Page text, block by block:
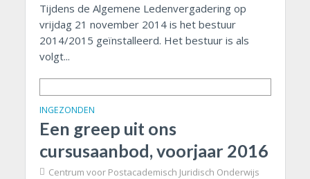
Tijdens de Algemene Ledenvergadering op
vrijdag 21 november 2014 is het bestuur
2014/2015 geïnstalleerd. Het bestuur is als
volgt...
INGEZONDEN
Een greep uit ons
cursusaanbod, voorjaar 2016
Centrum voor Postacademisch Juridisch Onderwijs